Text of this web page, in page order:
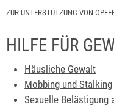
ZUR UNTERSTÜTZUNG VON
HILFE FÜR
Häusliche Gewalt
Mobbing und Stalking
Sexuelle Belästigung